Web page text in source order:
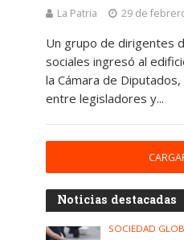
La Patria 29 de
Un grupo de dirigentes
sociales ingresó al
la Cámara de
entre legisladores y...
Noticias destacadas
SOCIEDAD